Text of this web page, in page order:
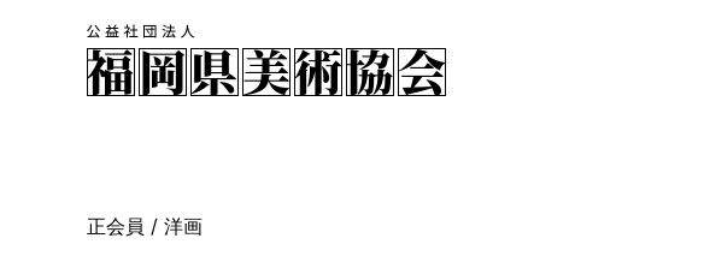
正会員 / 洋画